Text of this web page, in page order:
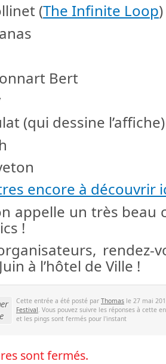
(The Infinite Loop)
Bert
(qui dessine l’affiche)
encore à découvrir
appelle un très
!
rendez-
à l’hôtel de Ville !
Cette entrée a été posté par Thomas le 27 mai
Festival. Vous pouvez suivre les réponses à cette
et les pings sont fermés pour l'instant
sont fermés.